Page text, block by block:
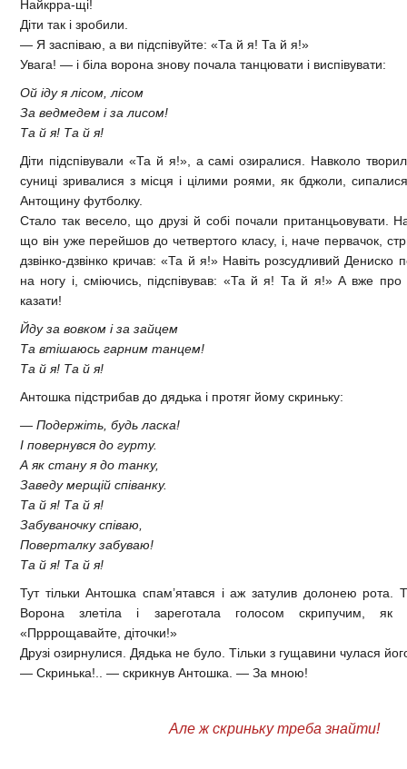
Найкрра-щі!
Діти так і зробили.
— Я заспіваю, а ви підспівуйте: «Та й я! Та й я!»
Увага! — і біла ворона знову почала танцювати і виспівувати:
Ой іду я лісом, лісом
За ведмедем і за лисом!
Та й я! Та й я!
Діти підспівували «Та й я!», а самі озиралися. Навколо
суниці зривалися з місця і цілими роями, як бджоли,
Антощину футболку.
Стало так весело, що друзі й собі почали пританцьовувати.
що він уже перейшов до четвертого класу, і, наче первачок,
дзвінко-дзвінко кричав: «Та й я!» Навіть розсудливий Дениско
на ногу і, сміючись, підспівував: «Та й я! Та й я!» А вже
казати!
Йду за вовком і за зайцем
Та втішаюсь гарним танцем!
Та й я! Та й я!
Антошка підстрибав до дядька і протяг йому скриньку:
— Подержіть, будь ласка!
І повернувся до гурту.
А як стану я до танку,
Заведу мерщій співанку.
Та й я! Та й я!
Забуваночку співаю,
Поверталку забуваю!
Та й я! Та й я!
Тут тільки Антошка спам’ятався і аж затулив долонею рота.
Ворона злетіла і зареготала голосом скрипучим, як
«Прррощавайте, діточки!»
Друзі озирнулися. Дядька не було. Тільки з гущавини чулася
— Скринька!.. — скрикнув Антошка. — За мною!
Але ж скриньку треба знайти!